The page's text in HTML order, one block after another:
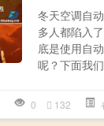
冬天空调自
多人都陷入
底是使用自
呢？下面我
0 132